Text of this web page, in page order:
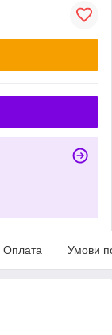
Оплата Умови